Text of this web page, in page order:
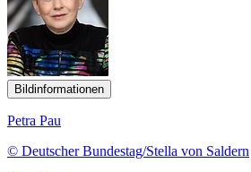
Bildinformationen
Petra Pau
© Deutscher Bundestag/Stella von Saldern